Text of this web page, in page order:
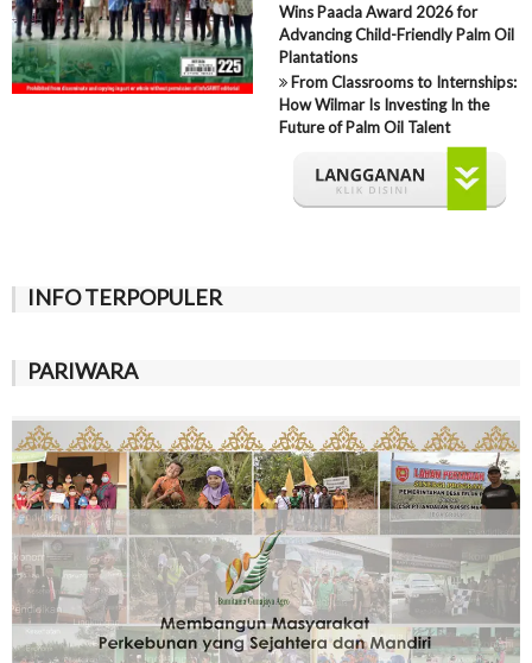
Wins Paacla Award 2026 for
Advancing Child-Friendly Palm Oil
Plantations
From Classrooms to Internships:
How Wilmar Is Investing In the
Future of Palm Oil Talent
INFO TERPOPULER
PARIWARA